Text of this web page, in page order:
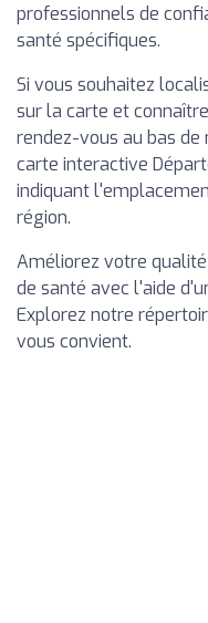
professionnels de
santé spécifiques.
Si vous souhaitez
sur la carte et
rendez-vous au bas
carte interactive
indiquant
région.
Améliorez votre
de santé avec l'aide
Explorez notre
vous convient.